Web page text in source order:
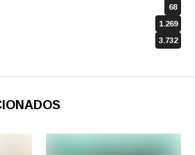
68
1.269
3.732